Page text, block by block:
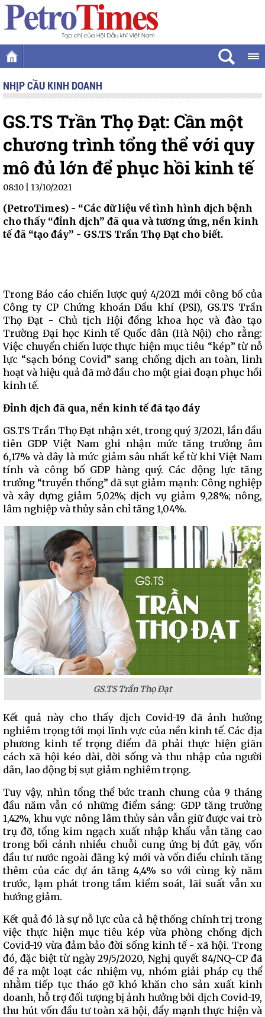
NHỊP CẦU KINH DOANH
GS.TS Trần Thọ Đạt: Cần một
chương trình tổng thể với quy
mô đủ lớn để phục hồi kinh tế
08:10 | 13/10/2021
(PetroTimes) - “Các dữ liệu về tình hình dịch bệnh
cho thấy “đỉnh dịch” đã qua và tương ứng, nền kinh
tế đã “tạo đáy” - GS.TS Trần Thọ Đạt cho biết.
Trong Báo cáo chiến lược quý 4/2021 mới công bố của
Công ty CP Chứng khoán Dầu khí (PSI), GS.TS Trần
Thọ Đạt - Chủ tịch Hội đồng khoa học và đào tạo
Trường Đại học Kinh tế Quốc dân (Hà Nội) cho rằng:
Việc chuyển chiến lược thực hiện mục tiêu “kép” từ nỗ
lực “sạch bóng Covid” sang chống dịch an toàn, linh
hoạt và hiệu quả đã mở đầu cho một giai đoạn phục hồi
kinh tế.
Đỉnh dịch đã qua, nền kinh tế đã tạo đáy
GS.TS Trần Thọ Đạt nhận xét, trong quý 3/2021, lần đầu
tiên GDP Việt Nam ghi nhận mức tăng trưởng âm
6,17% và đây là mức giảm sâu nhất kể từ khi Việt Nam
tính và công bố GDP hàng quý. Các động lực tăng
trưởng “truyền thống” đã sụt giảm mạnh: Công nghiệp
và xây dựng giảm 5,02%; dịch vụ giảm 9,28%; nông,
lâm nghiệp và thủy sản chỉ tăng 1,04%.
GS.TS Trần Thọ Đạt
Kết quả này cho thấy dịch Covid-19 đã ảnh hưởng
nghiêm trọng tới mọi lĩnh vực của nền kinh tế. Các địa
phương kinh tế trọng điểm đã phải thực hiện giãn
cách xã hội kéo dài, đời sống và thu nhập của người
dân, lao động bị sụt giảm nghiêm trọng.
Tuy vậy, nhìn tổng thể bức tranh chung của 9 tháng
đầu năm vẫn có những điểm sáng: GDP tăng trưởng
1,42%, khu vực nông lâm thủy sản vẫn giữ được vai trò
trụ đỡ, tổng kim ngạch xuất nhập khẩu vẫn tăng cao
trong bối cảnh nhiều chuỗi cung ứng bị đứt gãy, vốn
đầu tư nước ngoài đăng ký mới và vốn điều chỉnh tăng
thêm của các dự án tăng 4,4% so với cùng kỳ năm
trước, lạm phát trong tầm kiểm soát, lãi suất vẫn xu
hướng giảm.
Kết quả đó là sự nỗ lực của cả hệ thống chính trị trong
việc thực hiện mục tiêu kép vừa phòng chống dịch
Covid-19 vừa đảm bảo đời sống kinh tế - xã hội. Trong
đó, đặc biệt từ ngày 29/5/2020, Nghị quyết 84/NQ-CP đã
đề ra một loạt các nhiệm vụ, nhóm giải pháp cụ thể
nhằm tiếp tục tháo gỡ khó khăn cho sản xuất kinh
doanh, hỗ trợ đối tượng bị ảnh hưởng bởi dịch Covid-19,
thu hút vốn đầu tư toàn xã hội, đẩy mạnh thực hiện và